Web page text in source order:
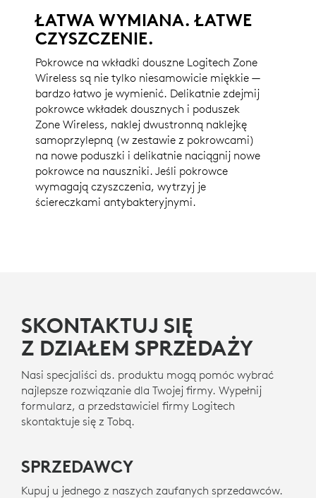
ŁATWA WYMIANA. ŁATWE
CZYSZCZENIE.
Pokrowce na wkładki douszne Logitech Zone
Wireless są nie tylko niesamowicie miękkie —
bardzo łatwo je wymienić. Delikatnie zdejmij
pokrowce wkładek dousznych i poduszek
Zone Wireless, naklej dwustronną naklejkę
samoprzylepną (w zestawie z pokrowcami)
na nowe poduszki i delikatnie naciągnij nowe
pokrowce na nauszniki. Jeśli pokrowce
wymagają czyszczenia, wytrzyj je
ściereczkami antybakteryjnymi.
SKONTAKTUJ SIĘ
Z DZIAŁEM SPRZEDAŻY
Nasi specjaliści ds. produktu mogą pomóc wybrać
najlepsze rozwiązanie dla Twojej firmy. Wypełnij
formularz, a przedstawiciel firmy Logitech
skontaktuje się z Tobą.
SPRZEDAWCY
Kupuj u jednego z naszych zaufanych sprzedawców.